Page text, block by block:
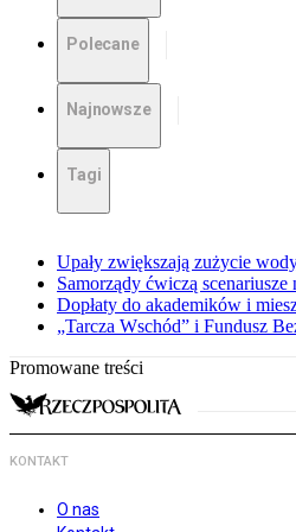
Polecane
Najnowsze
Tagi
Upały zwiększają zużycie
Samorządy ćwiczą
Dopłaty do akademików i
„Tarcza Wschód” i Fundusz
Promowane treści
KONTAKT
O nas